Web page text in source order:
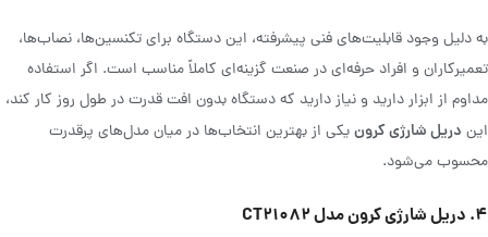
به دلیل وجود قابلیت‌های فنی پیشرفته، این دستگاه برای تکنسین‌ها، نصاب‌ها،
تعمیرکاران و افراد حرفه‌ای در صنعت گزینه‌ای کاملاً مناسب است. اگر استفاده
مداوم از ابزار دارید و نیاز دارید که دستگاه بدون افت قدرت در طول روز کار کند،
این دریل شارژی کرونیکی از بهترین انتخاب‌ها در میان مدل‌های پرقدرت
محسوب می‌شود.
۴. دریل شارژی کرون مدل CT21082